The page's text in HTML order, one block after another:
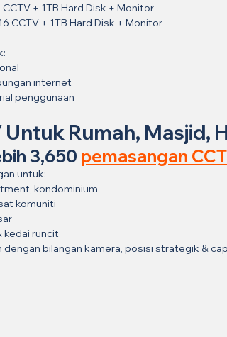
CCTV + 1TB Hard Disk + Monitor
CCTV + 1TB Hard Disk + Monitor
internet
penggunaan
Untuk Rumah, Masjid,
3,650 pemasangan
untuk:
kondominium
komuniti
kedai runcit
bilangan kamera, posisi strategik &